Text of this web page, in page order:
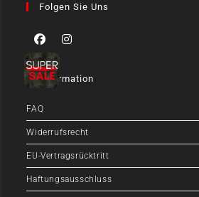
Folgen Sie Uns
Information
FAQ
Widerrufsrecht
EU-Vertragsrücktritt
Haftungsausschluss